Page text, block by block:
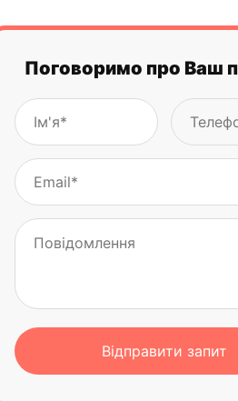
пошуку
Де можна використовувати
навігацію?
Огляд фільтрів та фасетів
Як оптимізуються сторінки
веб-сайті онлайн-магазину?
З чого почати SEO-
фільтрів
Поговоримо про Ваш